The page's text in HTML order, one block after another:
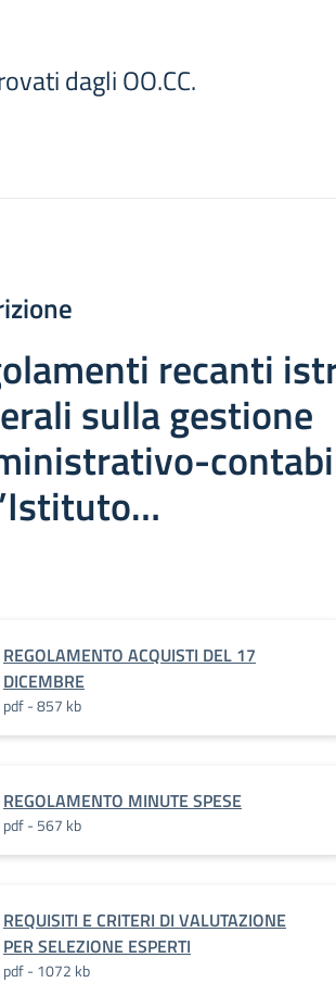
dagli OO.CC.
recanti
sulla gestione
REGOLAMENTO ACQUISTI DEL 17
DICEMBRE
pdf - 857 kb
REGOLAMENTO MINUTE SPESE
pdf - 567 kb
REQUISITI E CRITERI DI VALUTAZIONE
PER SELEZIONE ESPERTI
pdf - 1072 kb